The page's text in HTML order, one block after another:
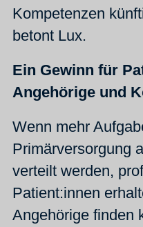
Kompetenzen
betont Lux.
Ein Gewinn für
Angehörige und
Wenn mehr
Primärversorgung
verteilt werden,
Patient:innen
Angehörige finden